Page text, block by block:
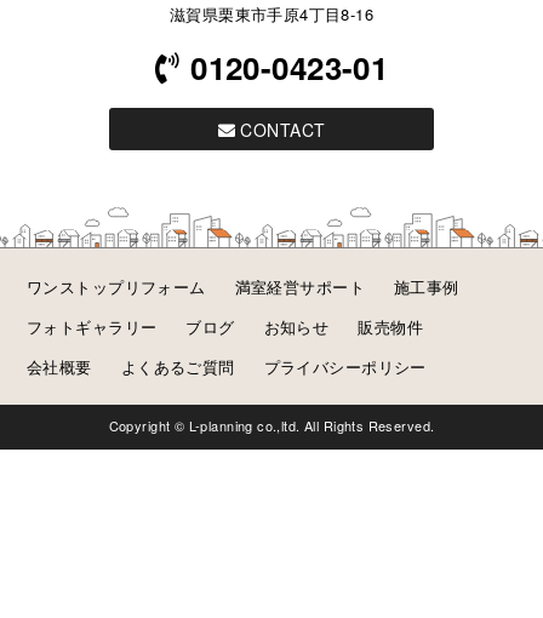
滋賀県栗東市手原4丁目8-16
0120-0423-01
CONTACT
ワンストップリフォーム 満室経営サポート
施工事例
フォトギャラリー
ブログ お知らせ
販売物件
会社概要
よくあるご質問 プライバシーポリシー
Copyright © L-planning co.,ltd. All Rights Reserved.